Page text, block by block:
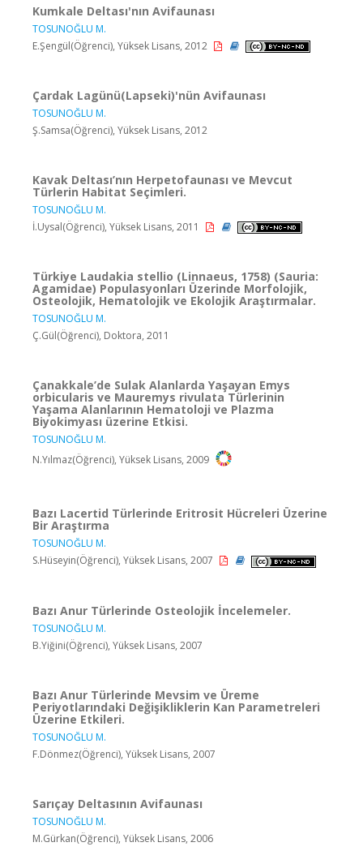
Kumkale Deltası'nın Avifaunası
TOSUNOĞLU M.
E.Şengül(Öğrenci), Yüksek Lisans, 2012
Çardak Lagünü(Lapseki)'nün Avifaunası
TOSUNOĞLU M.
Ş.Samsa(Öğrenci), Yüksek Lisans, 2012
Kavak Deltası’nın Herpetofaunası ve Mevcut
Türlerin Habitat Seçimleri.
TOSUNOĞLU M.
İ.Uysal(Öğrenci), Yüksek Lisans, 2011
Türkiye Laudakia stellio (Linnaeus, 1758) (Sauria:
Agamidae) Populasyonları Üzerinde Morfolojik,
Osteolojik, Hematolojik ve Ekolojik Araştırmalar.
TOSUNOĞLU M.
Ç.Gül(Öğrenci), Doktora, 2011
Çanakkale’de Sulak Alanlarda Yaşayan Emys
orbicularis ve Mauremys rivulata Türlerinin
Yaşama Alanlarının Hematoloji ve Plazma
Biyokimyası üzerine Etkisi.
TOSUNOĞLU M.
N.Yılmaz(Öğrenci), Yüksek Lisans, 2009
Bazı Lacertid Türlerinde Eritrosit Hücreleri Üzerine
Bir Araştırma
TOSUNOĞLU M.
S.Hüseyin(Öğrenci), Yüksek Lisans, 2007
Bazı Anur Türlerinde Osteolojik İncelemeler.
TOSUNOĞLU M.
B.Yiğini(Öğrenci), Yüksek Lisans, 2007
Bazı Anur Türlerinde Mevsim ve Üreme
Periyotlarındaki Değişikliklerin Kan Parametreleri
Üzerine Etkileri.
TOSUNOĞLU M.
F.Dönmez(Öğrenci), Yüksek Lisans, 2007
Sarıçay Deltasının Avifaunası
TOSUNOĞLU M.
M.Gürkan(Öğrenci), Yüksek Lisans, 2006